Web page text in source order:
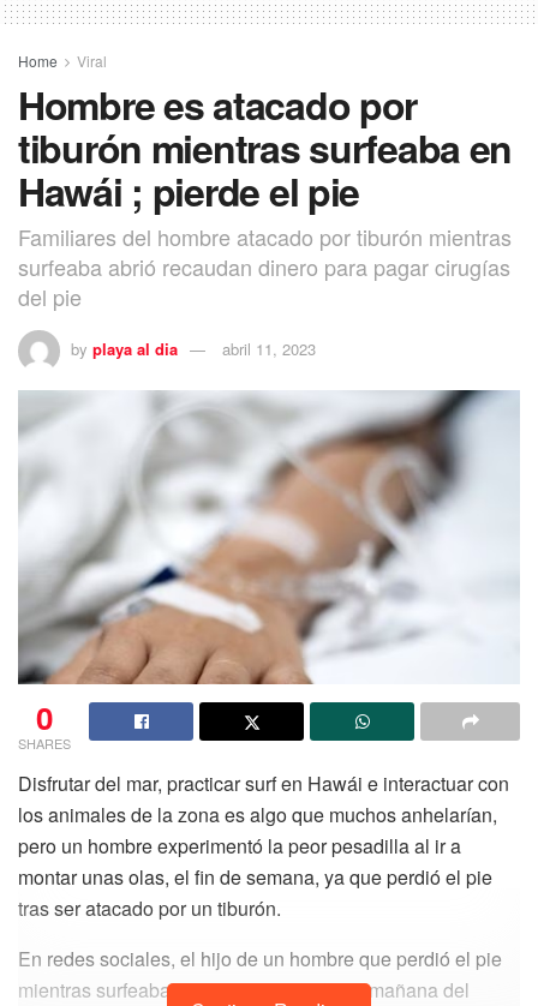
Home Viral
Hombre es atacado por
tiburón mientras surfeaba en
Hawái ; pierde el pie
Familiares del hombre atacado por tiburón mientras
surfeaba abrió recaudan dinero para pagar cirugías
del pie
by playa al dia abril 11, 2023
0
SHARES
Disfrutar del mar, practicar surf en Hawái e interactuar con
los animales de la zona es algo que muchos anhelarían,
pero un hombre experimentó la peor pesadilla al ir a
montar unas olas, el fin de semana, ya que perdió el pie
tras ser atacado por un tiburón.
En redes sociales, el hijo de un hombre que perdió el pie
mientras surfeaba explicó que durante la mañana del